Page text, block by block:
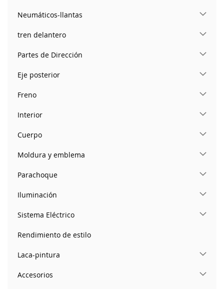
Neumáticos-llantas
tren delantero
Partes de Dirección
Eje posterior
Freno
Interior
Cuerpo
Moldura y emblema
Parachoque
Iluminación
Sistema Eléctrico
Rendimiento de estilo
Laca-pintura
Accesorios